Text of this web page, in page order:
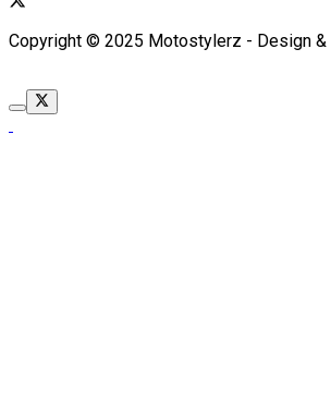
Copyright © 2025 Motostylerz - Design &